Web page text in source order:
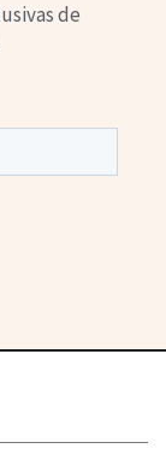
de